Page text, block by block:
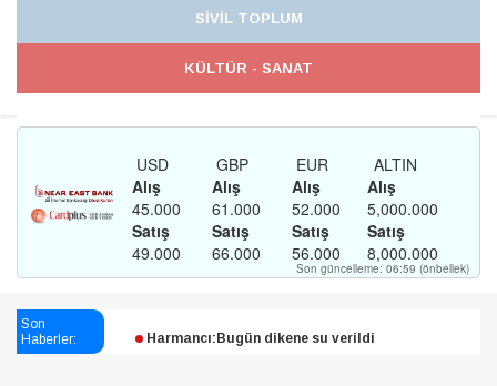
SİVİL TOPLUM
KÜLTÜR - SANAT
Son
Haberler: